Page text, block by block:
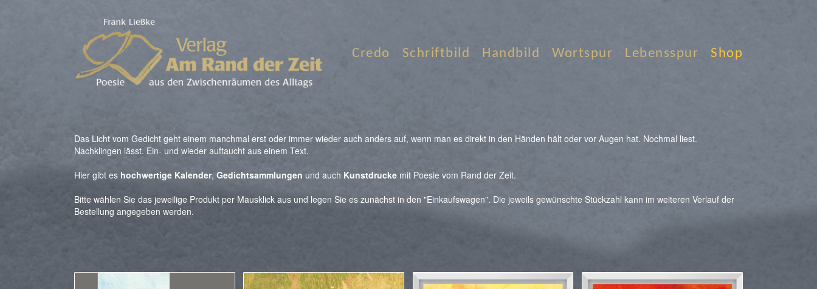
Credo Schriftbild Handbild Wortspur Lebensspur Shop
Das Licht vom Gedicht geht einem manchmal erst oder immer wieder auch anders auf, wenn man es direkt in den Händen hält oder vor Augen hat. Nochmal liest.
Nachklingen lässt. Ein- und wieder auftaucht aus einem Text.
Hier gibt es hochwertige Kalender, Gedichtsammlungen und auch Kunstdrucke mit Poesie vom Rand der Zeit.
Bitte wählen Sie das jeweilige Produkt per Mausklick aus und legen Sie es zunächst in den "Einkaufswagen". Die jeweils gewünschte Stückzahl kann im weiteren Verlauf der
Bestellung angegeben werden.